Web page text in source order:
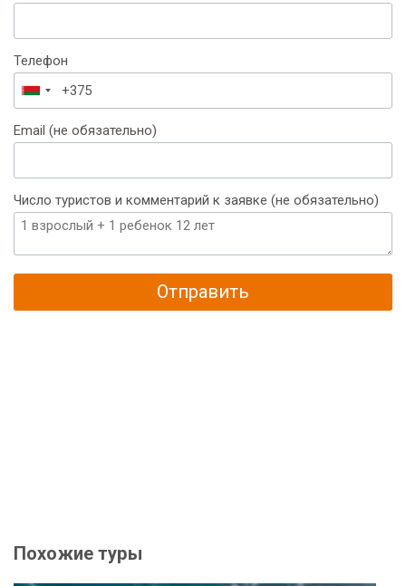
Телефон
Беларусь
+375
Email (не обязательно)
Число туристов и комментарий к заявке (не обязательно)
Отправить
Похожие туры